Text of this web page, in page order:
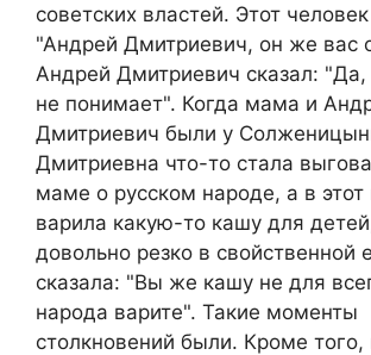
советских властей. Этот
"Андрей Дмитриевич, он же вас
Андрей Дмитриевич сказал: "Да,
не понимает". Когда мама и
Дмитриевич были у
Дмитриевна что-то стала
маме о русском народе, а в
варила какую-то кашу для
довольно резко в свойственной
сказала: "Вы же кашу не для
народа варите". Такие моменты
столкновений были. Кроме того,